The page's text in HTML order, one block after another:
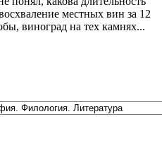
местных вин за 12
виноград на тех камнях...